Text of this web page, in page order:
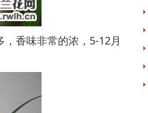
香味非常的浓，5-12月